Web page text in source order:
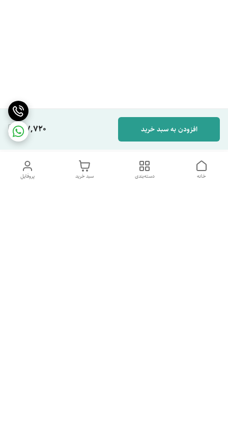
167,720 افزودن به سبد خرید
پروفایل سبد خرید دسته‌بندی خانه